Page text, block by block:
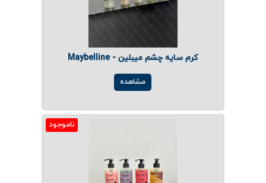
دستگاه های دیجیتال
محصولات آرایشی و بهداشتی
کرم سایه چشم میبلین - Maybelline
مشاهده
ناموجود